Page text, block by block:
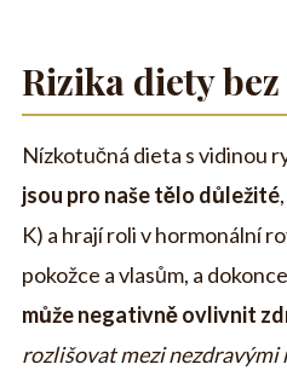
Rizika diety
Nízkotučná dieta s vidinou
jsou pro naše tělo důležité
K) a hrají roli v hormonální
pokožce a vlasům, a
může negativně ovlivnit
rozlišovat mezi nezdravými